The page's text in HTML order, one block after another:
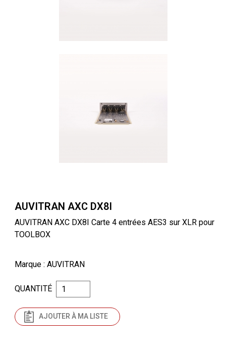
AUVITRAN AXC DX8I
AUVITRAN AXC DX8I Carte 4 entrées AES3 sur XLR pour
TOOLBOX
Marque : AUVITRAN
QUANTITÉ
AJOUTER À MA LISTE